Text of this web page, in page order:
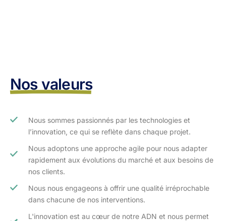
Nos valeurs
Nous sommes passionnés par les technologies et
l’innovation, ce qui se reflète dans chaque projet.
Nous adoptons une approche agile pour nous adapter
rapidement aux évolutions du marché et aux besoins de
nos clients.​
Nous nous engageons à offrir une qualité irréprochable
dans chacune de nos interventions.
L'innovation est au cœur de notre ADN et nous permet